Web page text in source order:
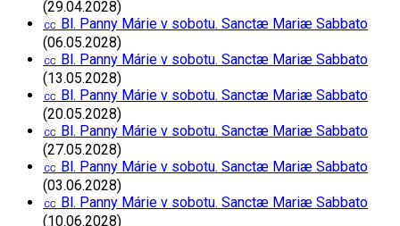
(29.04.2028)
㏄ Bl. Panny Márie v sobotu. Sanctæ Mariæ Sabbato
(06.05.2028)
㏄ Bl. Panny Márie v sobotu. Sanctæ Mariæ Sabbato
(13.05.2028)
㏄ Bl. Panny Márie v sobotu. Sanctæ Mariæ Sabbato
(20.05.2028)
㏄ Bl. Panny Márie v sobotu. Sanctæ Mariæ Sabbato
(27.05.2028)
㏄ Bl. Panny Márie v sobotu. Sanctæ Mariæ Sabbato
(03.06.2028)
㏄ Bl. Panny Márie v sobotu. Sanctæ Mariæ Sabbato
(10.06.2028)